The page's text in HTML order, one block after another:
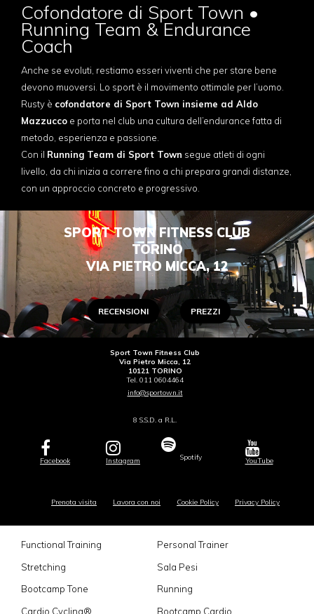
Cofondatore di Sport Town •
Running Team & Endurance
Coach
Anche se evoluti, restiamo esseri viventi che per stare bene
devono muoversi. Lo sport è il movimento ottimale per l’uomo.
Rusty è cofondatore di Sport Town insieme ad Aldo
Mazzucco e porta nel club una cultura dell’endurance fatta di
metodo, esperienza e passione.
Con il Running Team di Sport Town segue atleti di ogni
livello, da chi inizia a correre fino a chi prepara grandi distanze,
con un approccio concreto e progressivo.
SPORT TOWN FITNESS CLUB
TORINO
VIA PIETRO MICCA, 12
RECENSIONI PREZZI
Sport Town Fitness Club
Via Pietro Micca, 12
10121 TORINO
Tel. 011 0604464
info@sportown.it
8 S.S.D. a R.L.
Facebook Instagram Spotify YouTube
Prenota visita Lavora con noi Cookie Policy Privacy Policy
Functional Training
Personal Trainer
Stretching
Sala Pesi
Bootcamp Tone
Running
Cardio Cycling®
Bootcamp Cardio